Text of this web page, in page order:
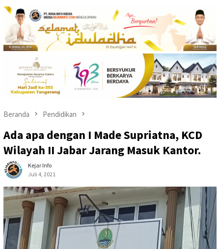
Beranda Pendidikan
Ada apa dengan I Made Supriatna, KCD
Wilayah II Jabar Jarang Masuk Kantor.
Kejar Info
Juli 4, 2021